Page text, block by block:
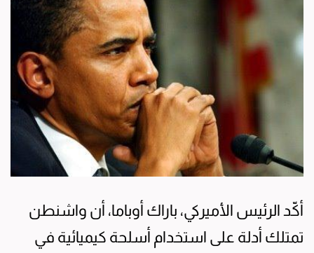
أكّد الرئيس الأميركي، باراك أوباما، أن واشنطن
تمتلك أدلة على استخدام أسلحة كيميائية في